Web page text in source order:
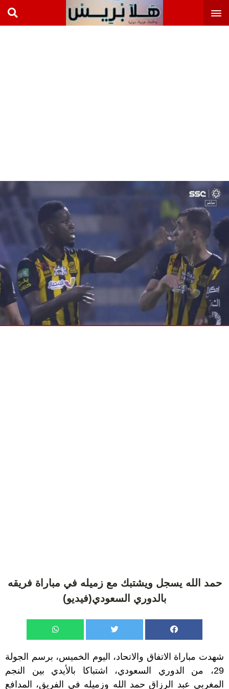
حمد الله يسجل ويشتبك مع زميله في مباراة فريقه
بالدوري السعودي(فيديو)
شهدت مباراة الاتفاق والاتحاد، اليوم الخميس، برسم الجولة
29، من الدوري السعودي، اشتباكا بالأيدي بين النجم
المغربي عبد الرزاق حمد الله وزميله في الفريق، المدافع